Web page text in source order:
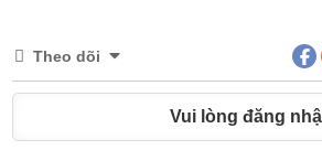
Theo dõi
Vui lòng đăng